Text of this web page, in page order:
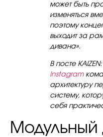
может быть
изменяться
поэтому
выходит за
дивана».
В посте KAIZEN:
Instagram
архитектуру
систему,
себя
Модульный